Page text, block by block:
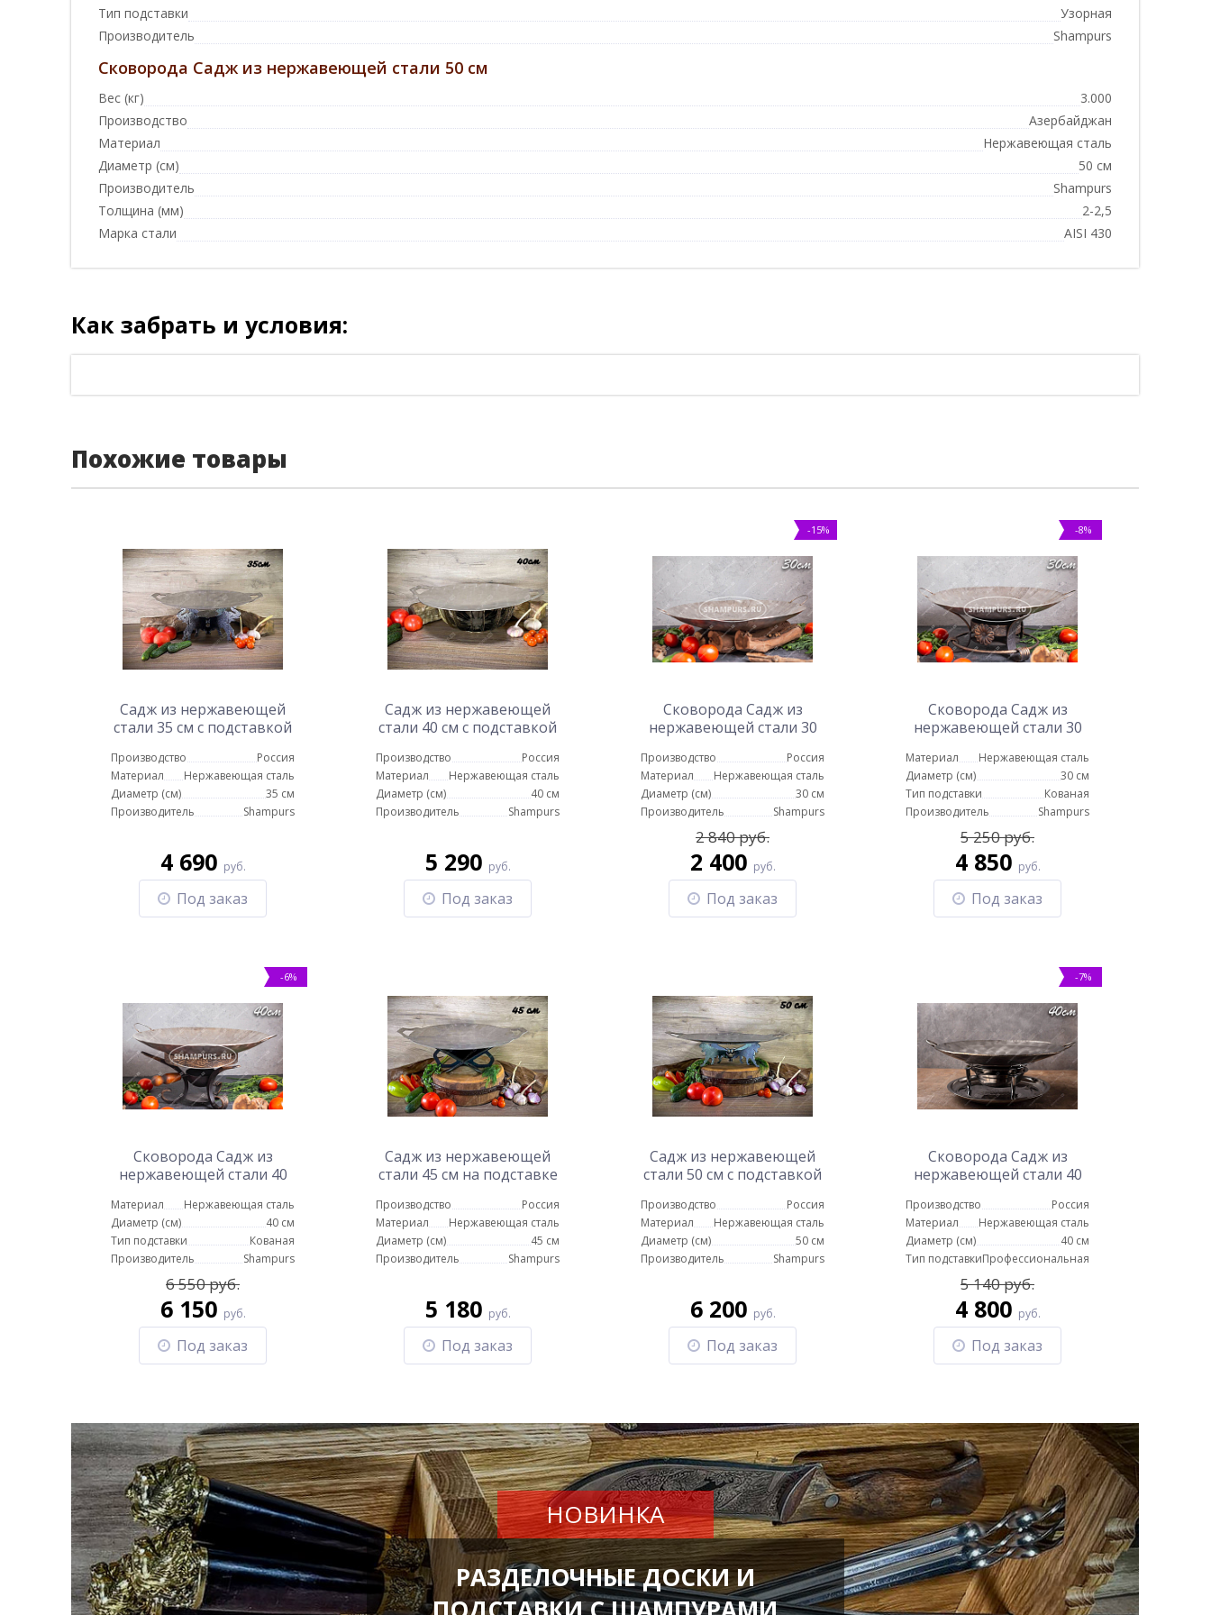
Тип подставки
Узорная
Производитель
Shampurs
Сковорода Садж из нержавеющей стали 50 см
Вес (кг)
3.000
Производство
Азербайджан
Материал
Нержавеющая сталь
Диаметр (см)
50 см
Производитель
Shampurs
Толщина (мм)
2-2,5
Марка стали
AISI 430
Как забрать и условия:
Похожие товары
Садж из нержавеющей
стали 35 см с подставкой
Производство
Россия
Материал
Нержавеющая сталь
Диаметр (см)
35 см
Производитель
Shampurs
4 690 руб.
Под заказ
Садж из нержавеющей
стали 40 см с подставкой
Производство
Россия
Материал
Нержавеющая сталь
Диаметр (см)
40 см
Производитель
Shampurs
5 290 руб.
Под заказ
-15%
Сковорода Садж из
нержавеющей стали 30
Производство
Россия
Материал
Нержавеющая сталь
Диаметр (см)
30 см
Производитель
Shampurs
2 840 руб.
2 400 руб.
Под заказ
-8%
Сковорода Садж из
нержавеющей стали 30
Материал
Нержавеющая сталь
Диаметр (см)
30 см
Тип подставки
Кованая
Производитель
Shampurs
5 250 руб.
4 850 руб.
Под заказ
-6%
Сковорода Садж из
нержавеющей стали 40
зольником
Материал
Нержавеющая сталь
Диаметр (см)
40 см
Тип подставки
Кованая
Производитель
Shampurs
6 550 руб.
6 150 руб.
Под заказ
Садж из нержавеющей
стали 45 см на подставке
Производство
Россия
Материал
Нержавеющая сталь
Диаметр (см)
45 см
Производитель
Shampurs
5 180 руб.
Под заказ
Садж из нержавеющей
стали 50 см с подставкой
Производство
Россия
Материал
Нержавеющая сталь
Диаметр (см)
50 см
Производитель
Shampurs
6 200 руб.
Под заказ
-7%
Сковорода Садж из
нержавеющей стали 40
подставкой
Производство
Россия
Материал
Нержавеющая сталь
Диаметр (см)
40 см
Тип подставкиПрофессиональная
5 140 руб.
4 800 руб.
Под заказ
НОВИНКА
РАЗДЕЛОЧНЫЕ ДОСКИ И